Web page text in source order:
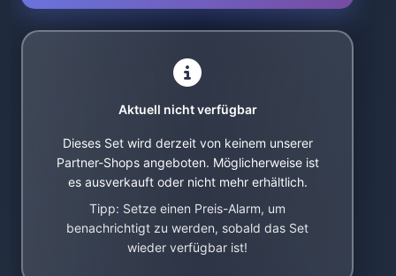
Aktuell nicht verfügbar
Dieses Set wird derzeit von keinem unserer
Partner-Shops angeboten. Möglicherweise ist
es ausverkauft oder nicht mehr erhältlich.
Tipp: Setze einen Preis-Alarm, um
benachrichtigt zu werden, sobald das Set
wieder verfügbar ist!